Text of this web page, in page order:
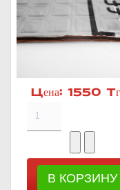
Цена: 1550